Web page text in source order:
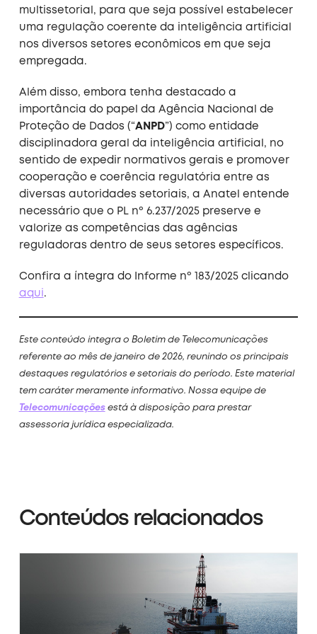
multissetorial, para que seja possível estabelecer
uma regulação coerente da inteligência artificial
nos diversos setores econômicos em que seja
empregada.
Além disso, embora tenha destacado a
importância do papel da Agência Nacional de
Proteção de Dados (“ANPD”) como entidade
disciplinadora geral da inteligência artificial, no
sentido de expedir normativos gerais e promover
cooperação e coerência regulatória entre as
diversas autoridades setoriais, a Anatel entende
necessário que o PL nº 6.237/2025 preserve e
valorize as competências das agências
reguladoras dentro de seus setores específicos.
Confira a íntegra do Informe nº 183/2025 clicando
aqui .
Este conteúdo integra o Boletim de Telecomunicações
referente ao mês de janeiro de 2026, reunindo os principais
destaques regulatórios e setoriais do período. Este material
tem caráter meramente informativo. Nossa equipe de
Telecomunicaçõesestá à disposição para prestar
assessoria jurídica especializada.
Conteúdos relacionados